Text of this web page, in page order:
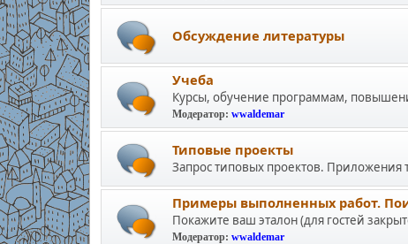
Обсуждение литературы
Учеба
Курсы, обучение программам,
Модератор: wwaldemar
Типовые проекты
Запрос типовых проектов. Приложения
Примеры выполненных работ.
Покажите ваш эталон (для гостей
Модератор: wwaldemar